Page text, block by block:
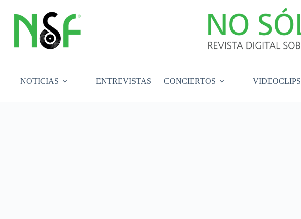
contenido
NOTICIAS ENTREVISTAS CONCIERTOS VIDEOCLIPS